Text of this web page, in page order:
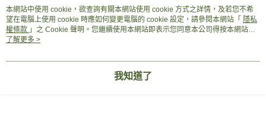
熱門標籤
本網站中使用 cookie，欲查詢有關本網站使用 cookie 方式之詳情，及若您不希
望在電腦上使用 cookie 時應如何變更電腦的 cookie 設定，請參閱本網站「 隱私
權條款 」之 Cookie 聲明。您繼續使用本網站即表示您同意本公司得按本網站使
用條款之 Cookie 聲明使用 cookie。
了解更多 >
我知道了